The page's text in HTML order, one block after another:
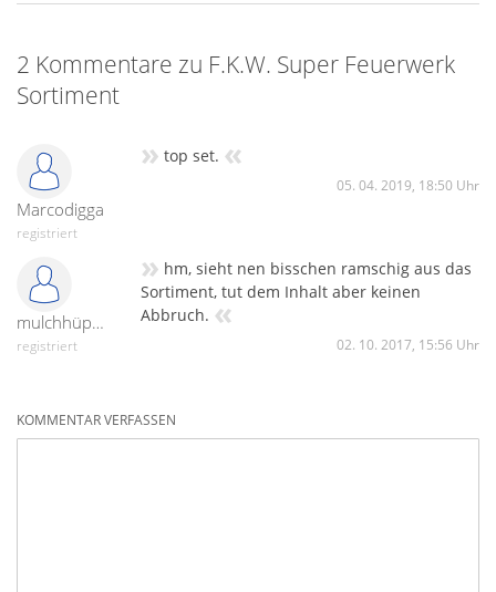
2 Kommentare zu F.K.W. Super Feuerwerk
Sortiment
Marcodigga
registriert
» top set. «
05. 04. 2019, 18:50 Uhr
mulchhüpfer
registriert
» hm, sieht nen bisschen ramschig aus das
Sortiment, tut dem Inhalt aber keinen
Abbruch. «
02. 10. 2017, 15:56 Uhr
KOMMENTAR VERFASSEN